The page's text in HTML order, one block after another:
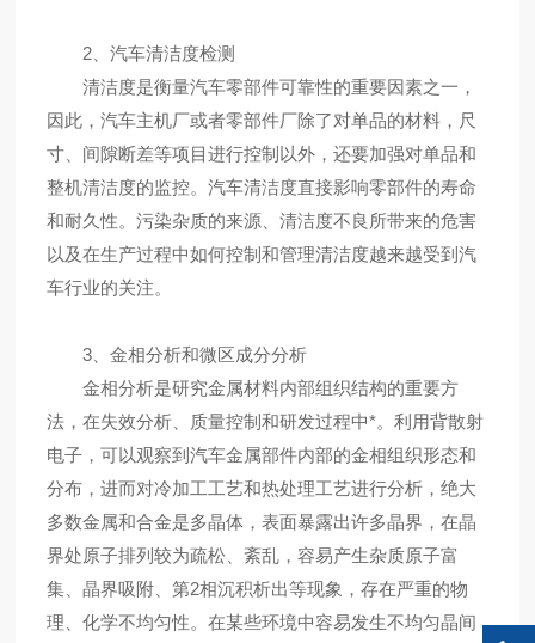
2、汽车清洁度检测
清洁度是衡量汽车零部件可靠性的重要因素之一，
因此，汽车主机厂或者零部件厂除了对单品的材料，尺
寸、间隙断差等项目进行控制以外，还要加强对单品和
整机清洁度的监控。汽车清洁度直接影响零部件的寿命
和耐久性。污染杂质的来源、清洁度不良所带来的危害
以及在生产过程中如何控制和管理清洁度越来越受到汽
车行业的关注。
3、金相分析和微区成分分析
金相分析是研究金属材料内部组织结构的重要方
法，在失效分析、质量控制和研发过程中*。利用背散射
电子，可以观察到汽车金属部件内部的金相组织形态和
分布，进而对冷加工工艺和热处理工艺进行分析，绝大
多数金属和合金是多晶体，表面暴露出许多晶界，在晶
界处原子排列较为疏松、紊乱，容易产生杂质原子富
集、晶界吸附、第2相沉积析出等现象，存在严重的物
理、化学不均匀性。在某些环境中容易发生不均匀晶间